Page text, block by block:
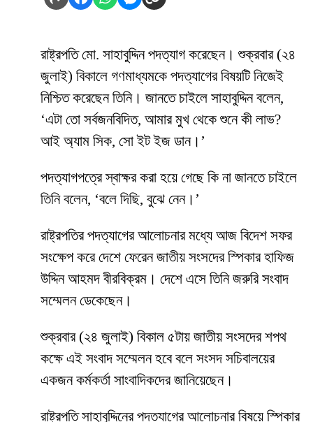
রাষ্ট্রপতি মো. সাহাবুদ্দিন পদত্যাগ করেছেন। শুক্রবার (২৪
জুলাই) বিকালে গণমাধ্যমকে পদত্যাগের বিষয়টি নিজেই
নিশ্চিত করেছেন তিনি। জানতে চাইলে সাহাবুদ্দিন বলেন,
‘এটা তো সর্বজনবিদিত, আমার মুখ থেকে শুনে কী লাভ?
আই অ্যাম সিক, সো ইট ইজ ডান।’
পদত্যাগপত্রে স্বাক্ষর করা হয়ে গেছে কি না জানতে চাইলে
তিনি বলেন, ‘বলে দিছি, বুঝে নেন।’
রাষ্ট্রপতির পদত্যাগের আলোচনার মধ্যে আজ বিদেশ সফর
সংক্ষেপ করে দেশে ফেরেন জাতীয় সংসদের স্পিকার হাফিজ
উদ্দিন আহমদ বীরবিক্রম। দেশে এসে তিনি জরুরি সংবাদ
সম্মেলন ডেকেছেন।
শুক্রবার (২৪ জুলাই) বিকাল ৫টায় জাতীয় সংসদের শপথ
কক্ষে এই সংবাদ সম্মেলন হবে বলে সংসদ সচিবালয়ের
একজন কর্মকর্তা সাংবাদিকদের জানিয়েছেন।
রাষ্ট্রপতি সাহাবুদ্দিনের পদত্যাগের আলোচনার বিষয়ে স্পিকার